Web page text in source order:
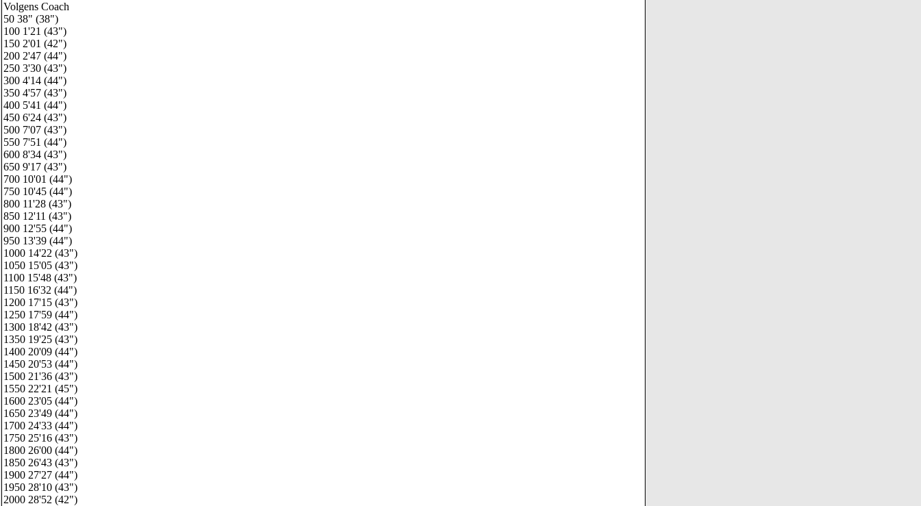
Volgens Coach
50 38" (38")
100 1'21 (43")
150 2'01 (42")
200 2'47 (44")
250 3'30 (43")
300 4'14 (44")
350 4'57 (43")
400 5'41 (44")
450 6'24 (43")
500 7'07 (43")
550 7'51 (44")
600 8'34 (43")
650 9'17 (43")
700 10'01 (44")
750 10'45 (44")
800 11'28 (43")
850 12'11 (43")
900 12'55 (44")
950 13'39 (44")
1000 14'22 (43")
1050 15'05 (43")
1100 15'48 (43")
1150 16'32 (44")
1200 17'15 (43")
1250 17'59 (44")
1300 18'42 (43")
1350 19'25 (43")
1400 20'09 (44")
1450 20'53 (44")
1500 21'36 (43")
1550 22'21 (45")
1600 23'05 (44")
1650 23'49 (44")
1700 24'33 (44")
1750 25'16 (43")
1800 26'00 (44")
1850 26'43 (43")
1900 27'27 (44")
1950 28'10 (43")
2000 28'52 (42")